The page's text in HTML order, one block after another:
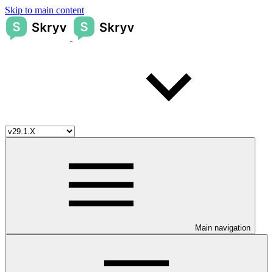
Skip to main content
Main navigation